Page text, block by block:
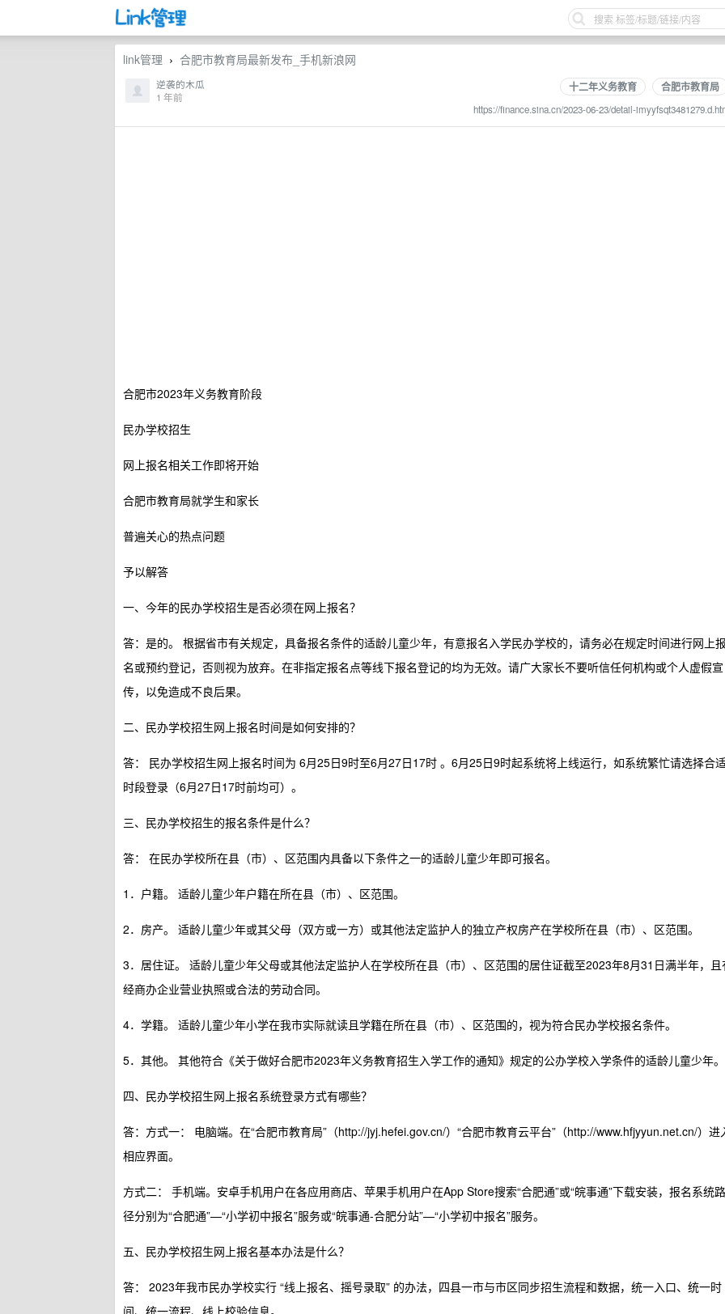
link管理 › 合肥市教育局最新发布_手机新浪网
十二年义务教育 合肥市教育局
https://finance.sina.cn/2023-06-23/detail-
逆袭的木瓜
1 年前
合肥市2023年义务教育阶段
民办学校招生
网上报名相关工作即将开始
合肥市教育局就学生和家长
普遍关心的热点问题
予以解答
一、今年的民办学校招生是否必须在网上报名？
答：是的。 根据省市有关规定，具备报名条件的适龄儿童少年，有意报名入学民办学校的，请务必在规定时间进行网上
名或预约登记，否则视为放弃。在非指定报名点等线下报名登记的均为无效。请广大家长不要听信任何机构或个人虚假宣
传，以免造成不良后果。
二、民办学校招生网上报名时间是如何安排的？
答： 民办学校招生网上报名时间为 6月25日9时至6月27日17时 。6月25日9时起系统将上线运行，如系统繁忙请选择合
时段登录（6月27日17时前均可）。
三、民办学校招生的报名条件是什么？
答： 在民办学校所在县（市）、区范围内具备以下条件之一的适龄儿童少年即可报名。
1．户籍。 适龄儿童少年户籍在所在县（市）、区范围。
2．房产。 适龄儿童少年或其父母（双方或一方）或其他法定监护人的独立产权房产在学校所在县（市）、区范围。
3．居住证。 适龄儿童少年父母或其他法定监护人在学校所在县（市）、区范围的居住证截至2023年8月31日满半年，且
经商办企业营业执照或合法的劳动合同。
4．学籍。 适龄儿童少年小学在我市实际就读且学籍在所在县（市）、区范围的，视为符合民办学校报名条件。
5．其他。 其他符合《关于做好合肥市2023年义务教育招生入学工作的通知》规定的公办学校入学条件的适龄儿童少年。
四、民办学校招生网上报名系统登录方式有哪些？
答：方式一： 电脑端。在“合肥市教育局”（http://jyj.hefei.gov.cn/）“合肥市教育云平台”（http://www.hfjyyun.net.cn/）进
相应界面。
方式二： 手机端。安卓手机用户在各应用商店、苹果手机用户在App Store搜索“合肥通”或“皖事通”下载安装，报名系统路
径分别为“合肥通”—“小学初中报名”服务或“皖事通-合肥分站”—“小学初中报名”服务。
五、民办学校招生网上报名基本办法是什么？
答： 2023年我市民办学校实行 “线上报名、摇号录取” 的办法，四县一市与市区同步招生流程和数据，统一入口、统一时
间、统一流程、线上校验信息。